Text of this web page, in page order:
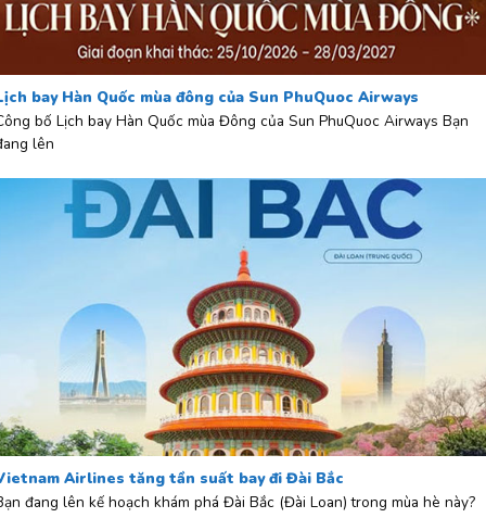
bay Hàn Quốc mùa đông của Sun PhuQuoc Airways
bố Lịch bay Hàn Quốc mùa Đông của Sun PhuQuoc Airways Bạn
lên
Airlines tăng tần suất bay đi Đài Bắc
đang lên kế hoạch khám phá Đài Bắc (Đài Loan) trong mùa hè này?